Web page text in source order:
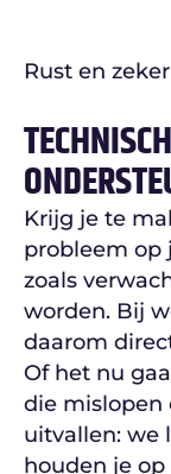
Rust en
Krijg je te
probleem op
zoals
worden. Bij
daarom
Of het nu
die mislopen
uitvallen: we
houden je